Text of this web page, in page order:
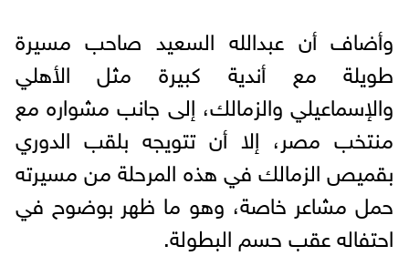
وأضاف أن عبدالله السعيد صاحب مسيرة
طويلة مع أندية كبيرة مثل الأهلي
والإسماعيلي والزمالك، إلى جانب مشواره مع
منتخب مصر، إلا أن تتويجه بلقب الدوري
بقميص الزمالك في هذه المرحلة من مسيرته
حمل مشاعر خاصة، وهو ما ظهر بوضوح في
احتفاله عقب حسم البطولة.